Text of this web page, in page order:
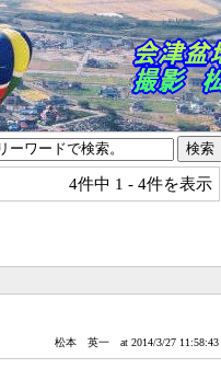
4件中 1 - 4件を表示
松本 英一 at 2014/3/27 11:58:43